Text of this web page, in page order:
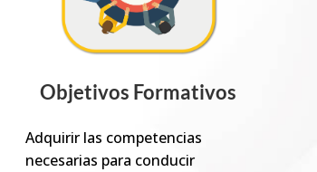
Objetivos Formativos
Adquirir las competencias
necesarias para conducir